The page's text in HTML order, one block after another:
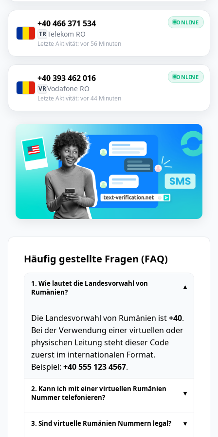
+40 466 371 534
TRTelekom RO
Letzte Aktivität: vor 56 Minuten
ONLINE
+40 393 462 016
VRVodafone RO
Letzte Aktivität: vor 44 Minuten
ONLINE
Häufig gestellte Fragen (FAQ)
1. Wie lautet die Landesvorwahl von
Rumänien?
▾
Die Landesvorwahl von Rumänien ist+40.
Bei der Verwendung einer virtuellen oder
physischen Leitung steht dieser Code
zuerst im internationalen Format.
Beispiel: +40 555 123 4567.
2. Kann ich mit einer virtuellen Rumänien
Nummer telefonieren?
▾
Temporäre Telefonnummern von Online-
SMS-Plattformen dienen in der Regel nur
3. Sind virtuelle Rumänien Nummern legal? ▾